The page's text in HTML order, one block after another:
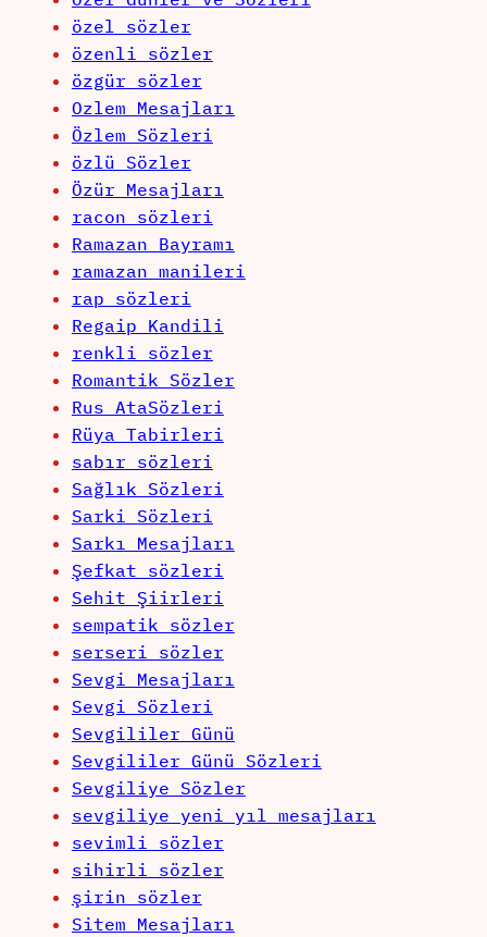
özel sözler
özenli sözler
özgür sözler
Ozlem Mesajları
Özlem Sözleri
özlü Sözler
Özür Mesajları
racon sözleri
Ramazan Bayramı
ramazan manileri
rap sözleri
Regaip Kandili
renkli sözler
Romantik Sözler
Rus AtaSözleri
Rüya Tabirleri
sabır sözleri
Sağlık Sözleri
Sarki Sözleri
Sarkı Mesajları
Şefkat sözleri
Sehit Şiirleri
sempatik sözler
serseri sözler
Sevgi Mesajları
Sevgi Sözleri
Sevgililer Günü
Sevgililer Günü Sözleri
Sevgiliye Sözler
sevgiliye yeni yıl mesajları
sevimli sözler
sihirli sözler
şirin sözler
Sitem Mesajları